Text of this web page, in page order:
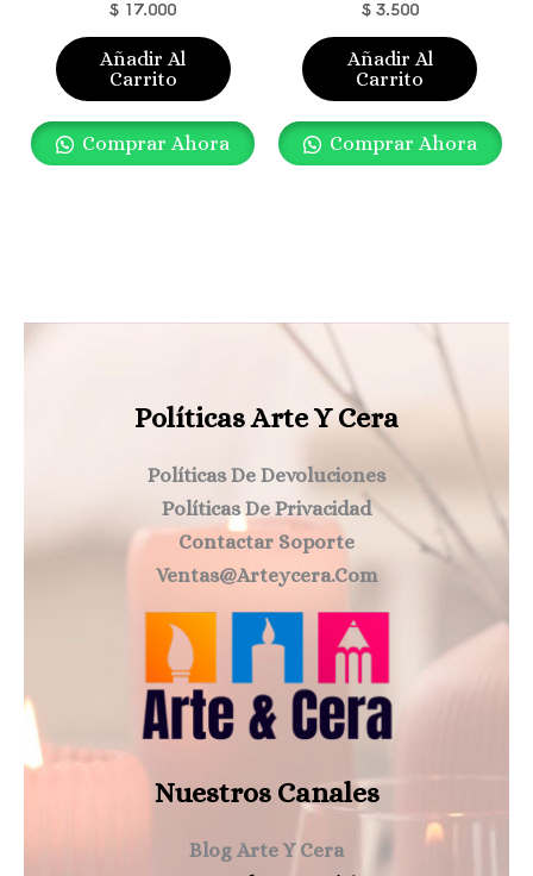
$ 17.000
Añadir Al
Carrito
Comprar Ahora
$3.500
Añadir Al
Carrito
Comprar Ahora
Políticas Arte Y Cera
Políticas De Devoluciones
Políticas De Privacidad
Contactar Soporte
Ventas@arteycera.com
Nuestros Canales
Blog Arte Y Cera